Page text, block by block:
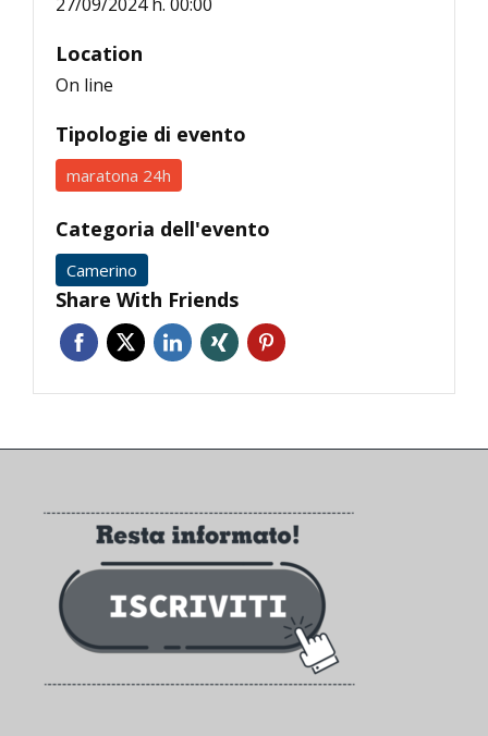
Location
On line
Tipologie di evento
maratona 24h
Categoria dell'evento
Camerino
Share With Friends